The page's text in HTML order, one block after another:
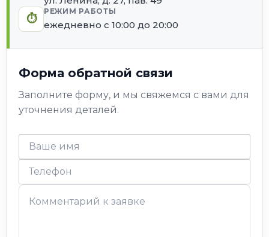
⏱
РЕЖИМ РАБОТЫ
ежедневно с 10:00 до 20:00
Форма обратной связи
Заполните форму, и мы свяжемся с вами для
уточнения деталей.